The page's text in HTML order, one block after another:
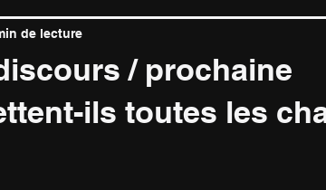
/ prochaine
ils toutes les
de lecture